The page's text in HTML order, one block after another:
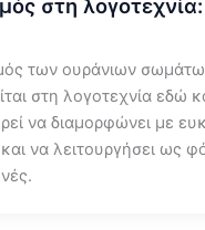
στη
των ουράνιων
στη λογοτεχνία εδώ
να διαμορφώνει με
να λειτουργήσει ως